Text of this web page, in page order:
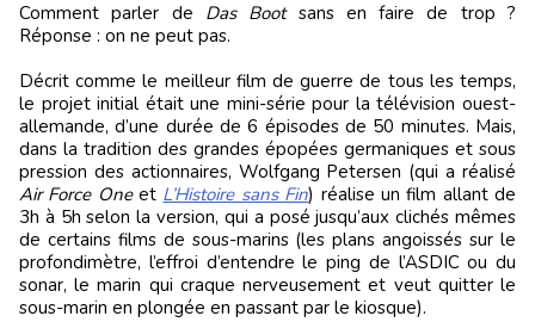
Comment parler de Das Bootsans en faire de trop ?
Réponse : on ne peut pas.
Décrit comme le meilleur film de guerre de tous les temps,
le projet initial était une mini-série pour la télévision ouest-
allemande, d’une durée de 6 épisodes de 50 minutes. Mais,
dans la tradition des grandes épopées germaniques et sous
pression des actionnaires, Wolfgang Petersen (qui a réalisé
Air Force Oneet L’Histoire sans Fin) réalise un film allant de
3h à 5h selon la version, qui a posé jusqu’aux clichés mêmes
de certains films de sous-marins (les plans angoissés sur le
profondimètre, l’effroi d’entendre le ping de l’ASDIC ou du
sonar, le marin qui craque nerveusement et veut quitter le
sous-marin en plongée en passant par le kiosque).